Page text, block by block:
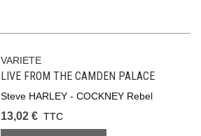
VARIETE
LIVE FROM THE CAMDEN PALACE
Steve HARLEY - COCKNEY Rebel
13,02 € TTC